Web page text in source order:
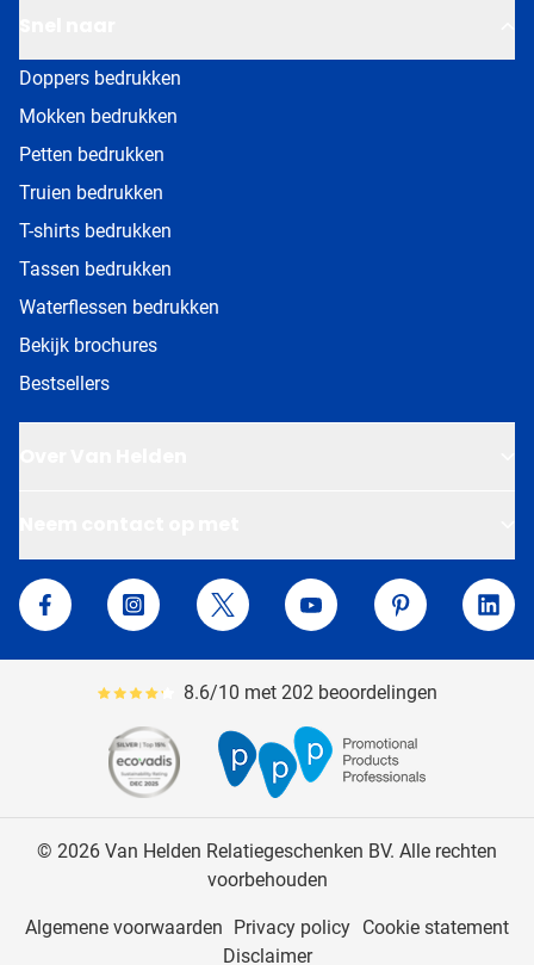
Doppers bedrukken
Mokken bedrukken
Petten bedrukken
Truien bedrukken
T-shirts bedrukken
Tassen bedrukken
Waterflessen bedrukken
Bekijk brochures
Bestsellers
Van Helden Relatiegeschenken
Facebook InstagramTwitter YouTube Pinterest
Gemiddeld reviewpercentage is 86
8.6/10 met 202 beoordelingen
© 2026 Van Helden Relatiegeschenken BV. Alle rechten
voorbehouden
Algemene voorwaarden Privacy policy Cookie statement
Disclaimer